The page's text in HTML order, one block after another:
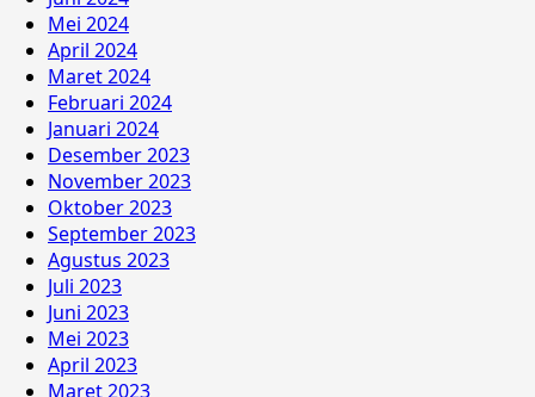
Mei 2024
April 2024
Maret 2024
Februari 2024
Januari 2024
Desember 2023
November 2023
Oktober 2023
September 2023
Agustus 2023
Juli 2023
Juni 2023
Mei 2023
April 2023
Maret 2023